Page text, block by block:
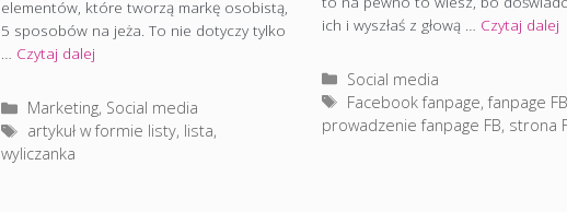
elementów, które tworzą markę osobistą,
5 sposobów na jeża. To nie dotyczy tylko
… Czytaj dalej
Kategorie
Marketing, Social media
Tagi
artykuł w formie listy, lista,
wyliczanka
ich i wyszłaś z głową … Czytaj dalej
Kategorie
Social media
Tagi
Facebook fanpage,fanpage FB
prowadzenie fanpage FB, strona